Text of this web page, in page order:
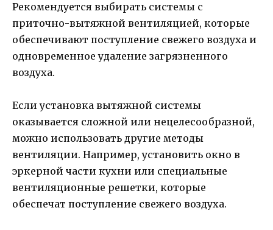
Рекомендуется выбирать системы с
приточно-вытяжной вентиляцией, которые
обеспечивают поступление свежего воздуха и
одновременное удаление загрязненного
воздуха.
Если установка вытяжной системы
оказывается сложной или нецелесообразной,
можно использовать другие методы
вентиляции. Например, установить окно в
эркерной части кухни или специальные
вентиляционные решетки, которые
обеспечат поступление свежего воздуха.